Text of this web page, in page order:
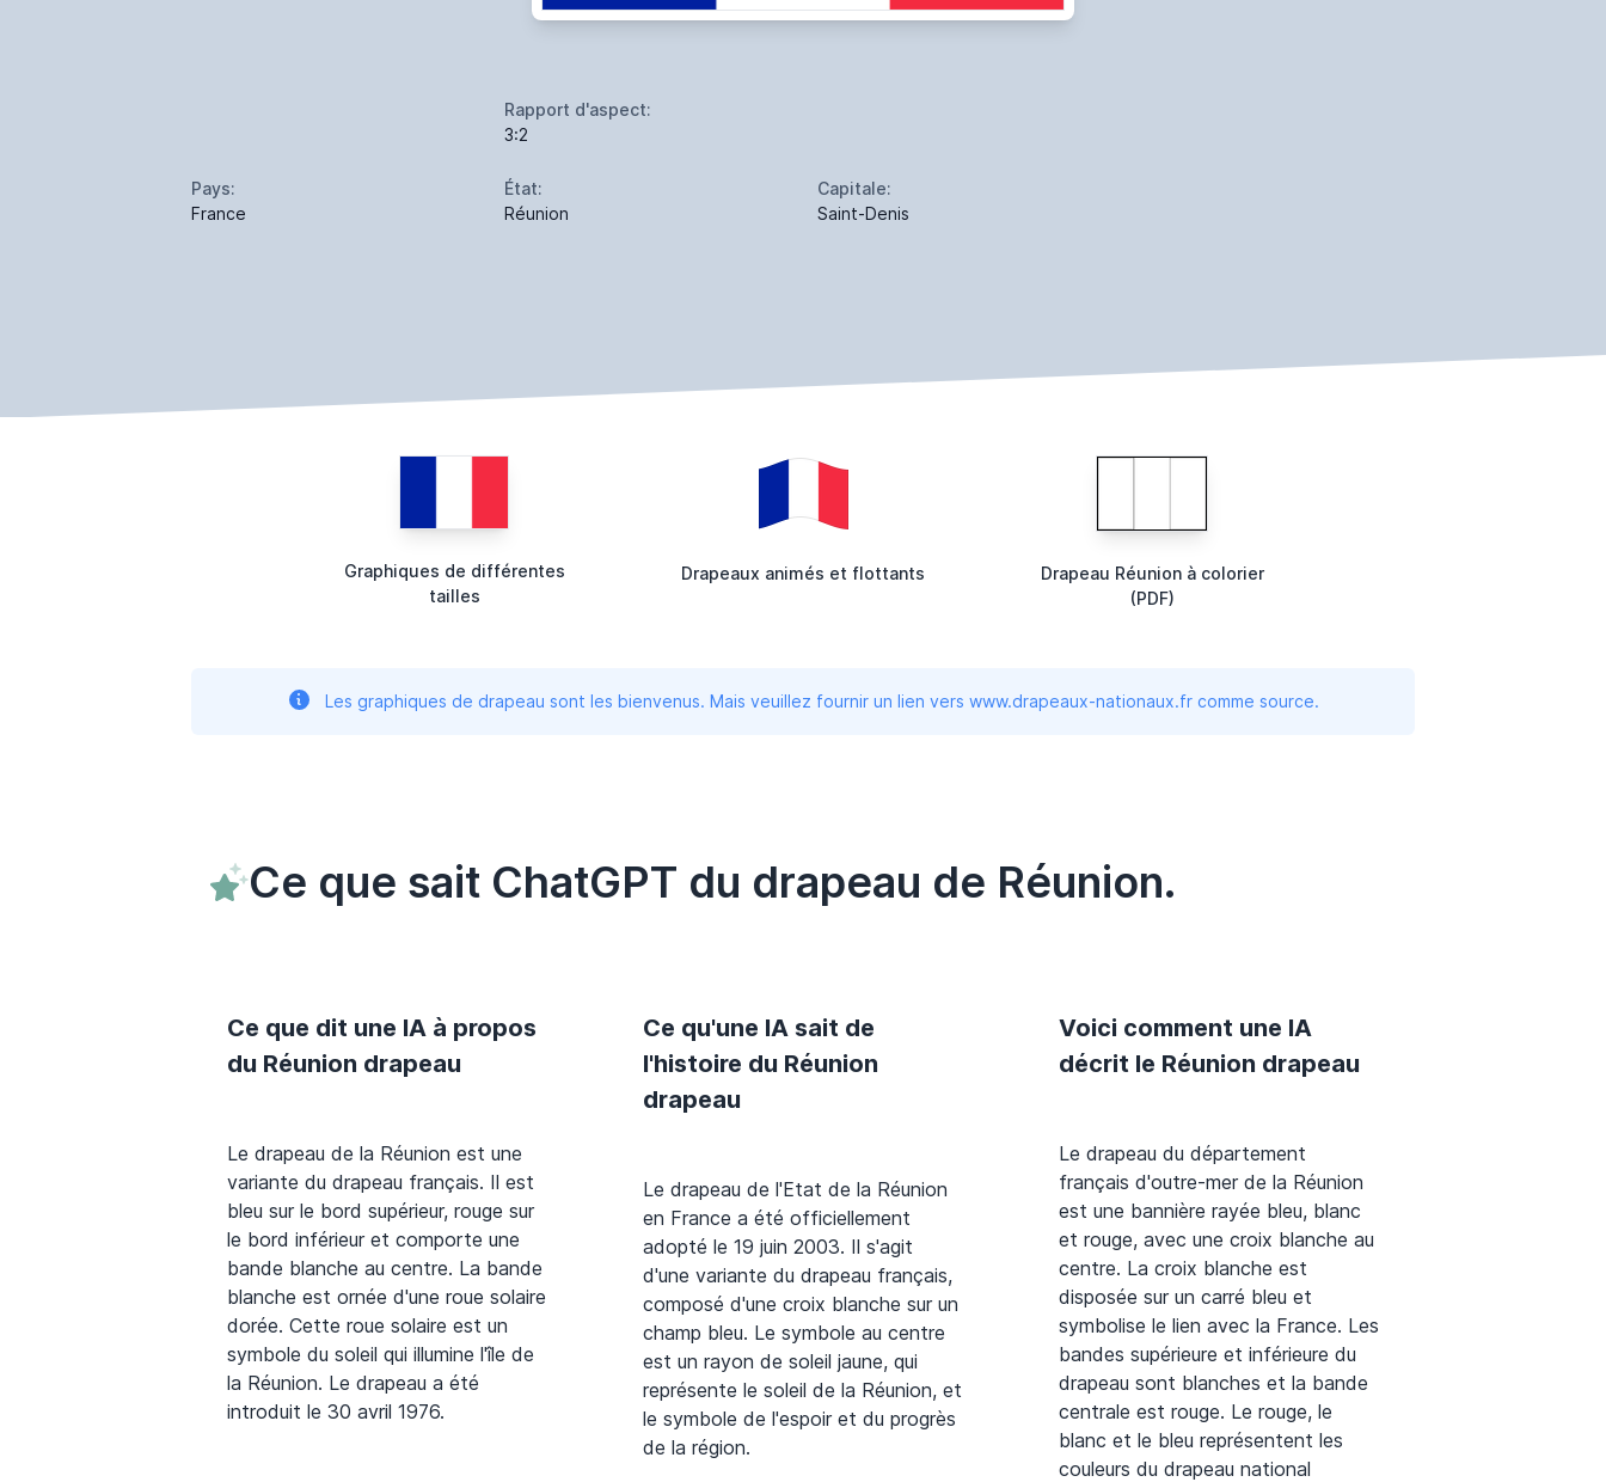
Rapport d'aspect:
3:2
Pays:
France
État:
Réunion
Capitale:
Saint-Denis
Graphiques de différentes
tailles
Drapeaux animés et flottants
Drapeau Réunion à colorier
(PDF)
Les graphiques de drapeau sont les bienvenus. Mais veuillez fournir un lien vers www.drapeaux-nationaux.fr comme source.
Ce que sait ChatGPT du drapeau de Réunion.
Ce que dit une IA à propos
du Réunion drapeau
Le drapeau de la Réunion est une
variante du drapeau français. Il est
bleu sur le bord supérieur, rouge sur
le bord inférieur et comporte une
bande blanche au centre. La bande
blanche est ornée d'une roue solaire
dorée. Cette roue solaire est un
symbole du soleil qui illumine l'île de
la Réunion. Le drapeau a été
introduit le 30 avril 1976.
Ce qu'une IA sait de
l'histoire du Réunion
drapeau
Le drapeau de l'Etat de la Réunion
en France a été officiellement
adopté le 19 juin 2003. Il s'agit
d'une variante du drapeau français,
composé d'une croix blanche sur un
champ bleu. Le symbole au centre
est un rayon de soleil jaune, qui
représente le soleil de la Réunion, et
le symbole de l'espoir et du progrès
de la région.
Voici comment une IA
décrit le Réunion drapeau
Le drapeau du département
français d'outre-mer de la Réunion
est une bannière rayée bleu, blanc
et rouge, avec une croix blanche au
centre. La croix blanche est
disposée sur un carré bleu et
symbolise le lien avec la France. Les
bandes supérieure et inférieure du
drapeau sont blanches et la bande
centrale est rouge. Le rouge, le
blanc et le bleu représentent les
couleurs du drapeau national